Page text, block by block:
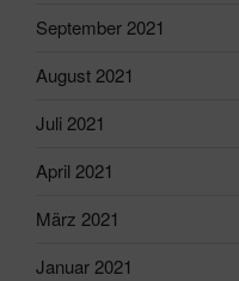
September 2021
August 2021
Juli 2021
April 2021
März 2021
Januar 2021